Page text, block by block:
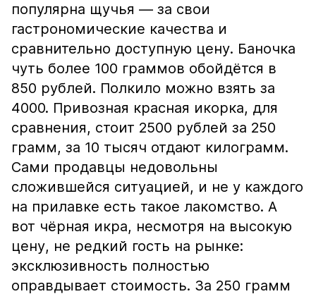
популярна щучья — за свои
гастрономические качества и
сравнительно доступную цену. Баночка
чуть более 100 граммов обойдётся в
850 рублей. Полкило можно взять за
4000. Привозная красная икорка, для
сравнения, стоит 2500 рублей за 250
грамм, за 10 тысяч отдают килограмм.
Сами продавцы недовольны
сложившейся ситуацией, и не у каждого
на прилавке есть такое лакомство. А
вот чёрная икра, несмотря на высокую
цену, не редкий гость на рынке:
эксклюзивность полностью
оправдывает стоимость. За 250 грамм